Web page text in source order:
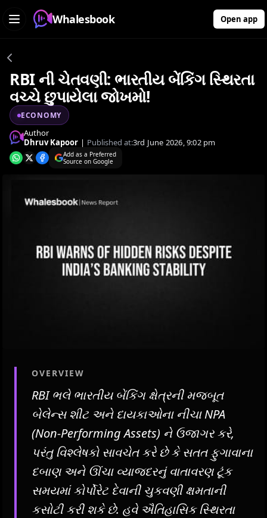
Whalesbook Open app
RBI ની ચેતવણી: ભારતીય બેંકિંગ સ્થિરતા
વચ્ચે છુપાયેલા જોખમો!
ECONOMY
Author
Dhruv Kapoor | Published at:3rd June 2026, 9:02 pm
Add as a Preferred
Source on Google
OVERVIEW
RBI ભલે ભારતીય બેંકિંગ ક્ષેત્રની મજબૂત
બેલેન્સ શીટ અને દાયકાઓના નીચા NPA
(Non-Performing Assets) ને ઉજાગર કરે,
પરંતુ વિશ્લેષકો સાવચેત કરે છે કે સતત ફુગાવાના
દબાણ અને ઊંચા વ્યાજદરનું વાતાવરણ ટૂંક
સમયમાં કોર્પોરેટ દેવાની ચુકવણી ક્ષમતાની
કસોટી કરી શકે છે. હવે ઐતિહાસિક સ્થિરતા